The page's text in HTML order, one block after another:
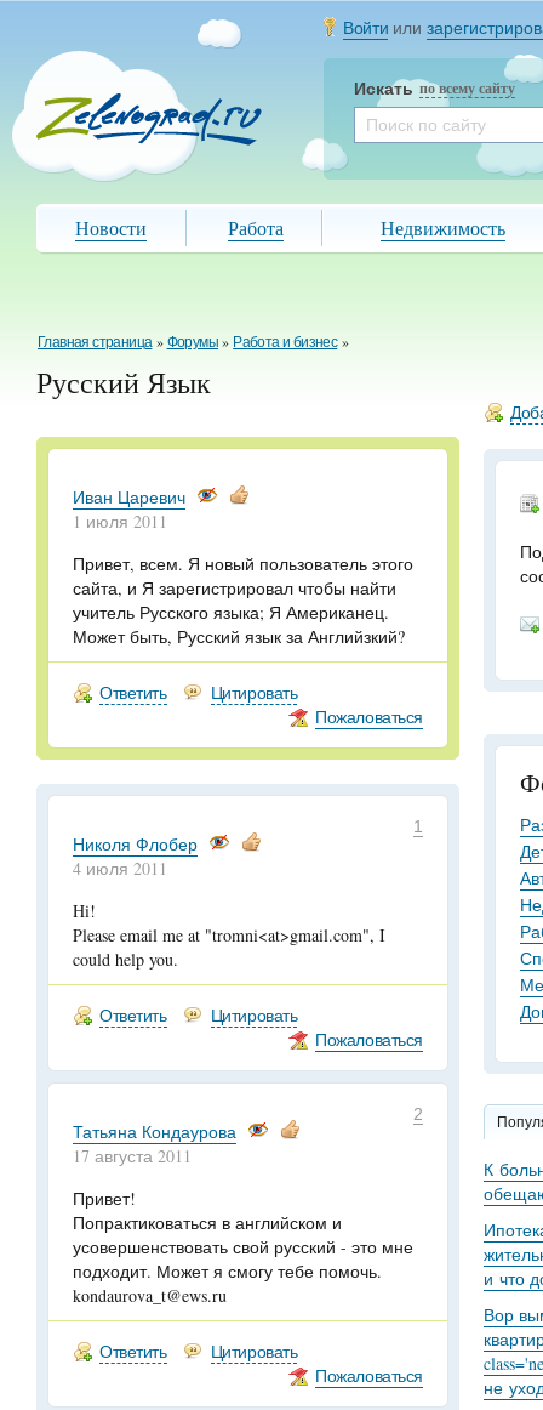
Войти или
Искать по всему сайту
Новости Работа Недвижимость
Главная страница »Форумы» Работа и бизнес »
Русский Язык
Иван Царевич
1 июля 2011
Привет, всем. Я новый пользователь этого
сайта, и Я зарегистрировал чтобы найти
учитель Русского языка; Я Американец.
Может быть, Русский язык за Английзкий?
Ответить
Цитировать
Пожаловаться
1
Николя Флобер
4 июля 2011
Hi!
Please email me at "tromni<at>gmail.com", I
could help you.
Ответить
Цитировать
Пожаловаться
2
Татьяна Кондаурова
17 августа 2011
Привет!
Попрактиковаться в английском и
усовершенствовать свой русский - это мне
подходит. Может я смогу тебе помочь.
kondaurova_t@ews.ru
Ответить
Цитировать
Пожаловаться
К
и что
Вор
не